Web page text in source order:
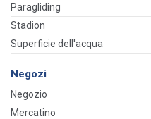
Paragliding
Stadion
Superficie dell'acqua
Negozi
Negozio
Mercatino